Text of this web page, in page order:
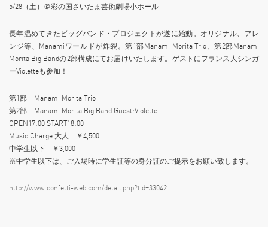
5/28（土）＠彩の国さいたま芸術劇場小ホール
長年温めてきたビッグバンド・プロジェクトが遂に始動。オリジナル、アレ
ンジ等、Manamiワールドが炸裂。第1部Manami Morita Trio、第2部Manami
Morita Big Bandの2部構成にてお届けいたします。ゲストにフランス人シンガ
ーVioletteも参加！
第1部 Manami Morita Trio
第2部 Manami Morita Big Band Guest:Violette
OPEN17:00 START18:00
Music Charge 大人 ￥4,500
中学生以下 ￥3,000
※中学生以下は、ご入場時に学生証等の身分証のご提示をお願い致します。
http://www.confetti-web.com/detail.php?tid=33042